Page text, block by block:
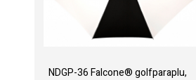
NDGP-36 Falcone® golfparaplu,